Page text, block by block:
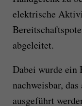
elektrische
abgeleitet.
Dabei wurde ein
nachweisbar,
ausgeführt